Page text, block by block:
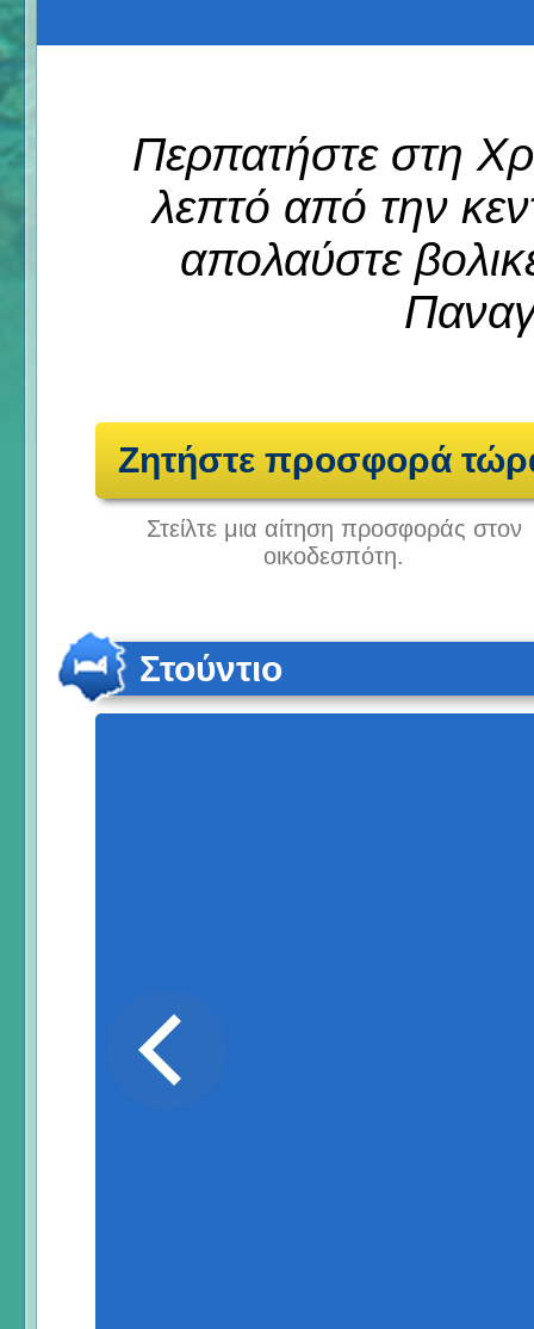
Περπατήστε στη
λεπτό από την
απολαύστε
Ζητήστε προσφορά
Στείλτε μια αίτηση προσφοράς στον
οικοδεσπότη.
Στούντιο